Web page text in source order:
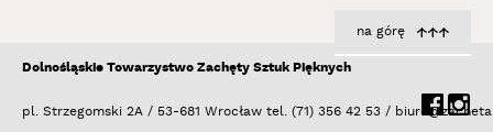
Dolnośląskie Towarzystwo Zachęty Sztuk Pięknych
pl. Strzegomski 2A / 53-681 Wrocław tel. (71) 356 42 53 /
na górę